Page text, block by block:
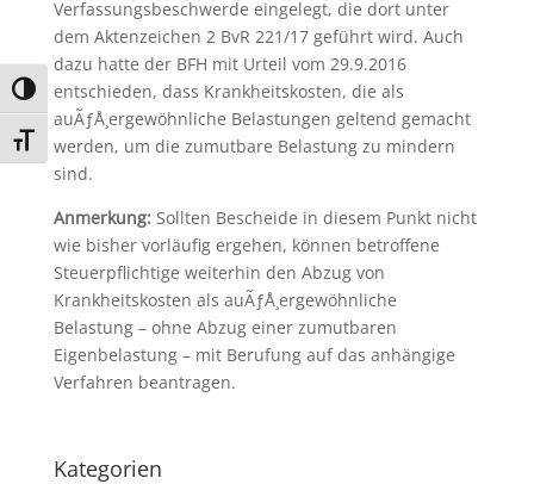
Umschalten auf hohe Kontraste
Schrift vergrößern
Verfassungsbeschwerde eingelegt, die dort unter
dem Aktenzeichen 2 BvR 221/17 geführt wird. Auch
dazu hatte der BFH mit Urteil vom 29.9.2016
entschieden, dass Krankheitskosten, die als
auÃƒÅ¸ergewöhnliche Belastungen geltend gemacht
werden, um die zumutbare Belastung zu mindern
sind.
Anmerkung:Sollten Bescheide in diesem Punkt nicht
wie bisher vorläufig ergehen, können betroffene
Steuerpflichtige weiterhin den Abzug von
Krankheitskosten als auÃƒÅ¸ergewöhnliche
Belastung – ohne Abzug einer zumutbaren
Eigenbelastung – mit Berufung auf das anhängige
Verfahren beantragen.
Kategorien